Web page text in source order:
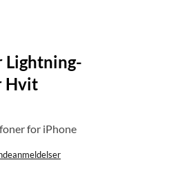
Lightning-
Hvit
for iPhone